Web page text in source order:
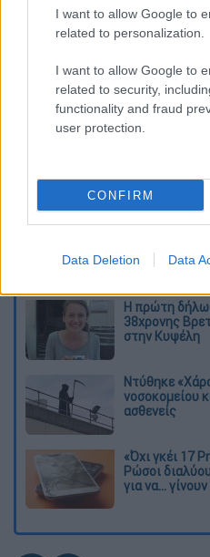
I want to allow Google to
related to personalization.
I want to allow Google to
related to security,
functionality and fraud
user protection.
CONFIRM
Data Deletion Data
Οργή στη
Partygate:
πάρτι εν μέσω
τα μέτρα για τον
Εξωδικαστικός:
Πάνω από 5.400 οι
Διαβάστε ακόμη
στο
Η πρώτη
38χρονης
στην Κυψέλη
Ντύθηκε
νοσοκομείου
ασθενείς
«Όχι γκέι 17
Ρώσοι
για να...